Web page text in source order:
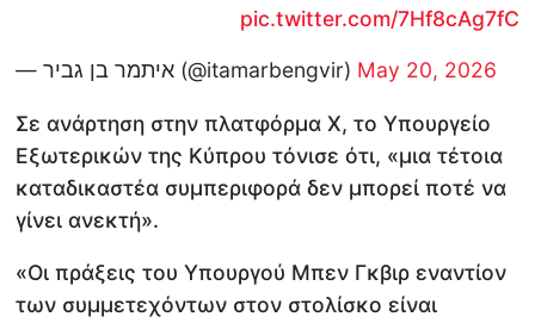
pic.twitter.com/7Hf8cAg7fC
— איתמר בן גביר (@itamarbengvir) May 20, 2026
Σε ανάρτηση στην πλατφόρμα X, το Υπουργείο
Εξωτερικών της Κύπρου τόνισε ότι, «μια τέτοια
καταδικαστέα συμπεριφορά δεν μπορεί ποτέ να
γίνει ανεκτή».
«Οι πράξεις του Υπουργού Μπεν Γκβιρ εναντίον
των συμμετεχόντων στον στολίσκο είναι